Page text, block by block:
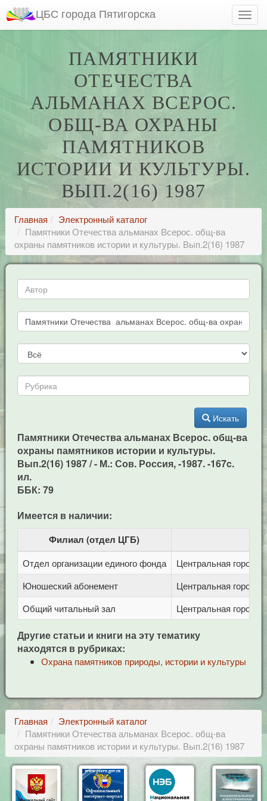
ЦБС города Пятигорска
ПАМЯТНИКИ
ОТЕЧЕСТВА
АЛЬМАНАХ ВСЕРОС.
ОБЩ-ВА ОХРАНЫ
ПАМЯТНИКОВ
ИСТОРИИ И КУЛЬТУРЫ.
ВЫП.2(16) 1987
Главная
Электронный каталог
Памятники Отечества альманах Всерос. общ-ва
охраны памятников истории и культуры. Вып.2(16) 1987
Искать
Памятники Отечества альманах Всерос. общ-ва
охраны памятников истории и культуры.
Вып.2(16) 1987 / - М.: Сов. Россия, -1987. -167c.
ил.
ББК: 79
Имеется в наличии:
Филиал (отдел ЦГБ)
Отдел организации единого фонда
Центральная
Юношеский абонемент
Центральная
Общий читальный зал
Центральная
Другие статьи и книги на эту тематику
находятся в рубриках:
Охрана памятников природы, истории и культуры
Главная
Электронный каталог
Памятники Отечества альманах Всерос. общ-ва
охраны памятников истории и культуры. Вып.2(16) 1987